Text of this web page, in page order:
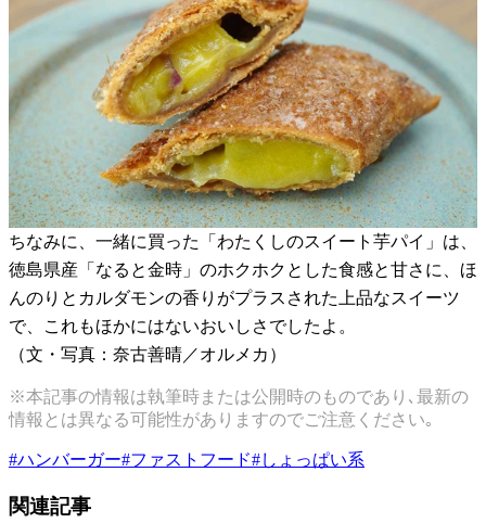
ちなみに、一緒に買った「わたくしのスイート芋パイ」は、
徳島県産「なると金時」のホクホクとした食感と甘さに、ほ
んのりとカルダモンの香りがプラスされた上品なスイーツ
で、これもほかにはないおいしさでしたよ。
（文・写真：奈古善晴／オルメカ）
※本記事の情報は執筆時または公開時のものであり､最新の
情報とは異なる可能性がありますのでご注意ください｡
#ハンバーガー#ファストフード#しょっぱい系
関連記事